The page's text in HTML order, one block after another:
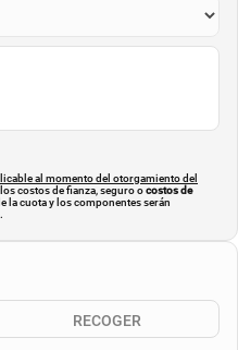
al momento del otorgamiento del
costos de fianza, seguro ocostos de
la cuota y los componentes serán
RECOGER